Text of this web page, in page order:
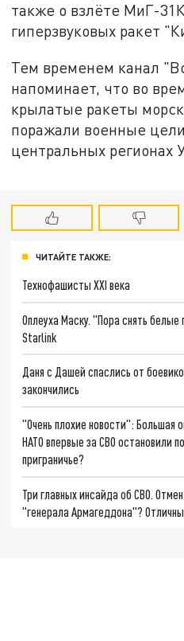
также о взлёте МиГ-
гиперзвуковых ракет
Тем временем канал
напоминает, что во
крылатые ракеты
поражали военные
центральных регионах
ЧИТАЙТЕ ТАКЖЕ:
Технофашисты XXI века
Оплеуха Маску. "Пора снять белые
Starlink
Даня с Дашей спаслись от
закончились
"Очень плохие новости": Большая
НАТО впервые за СВО остановили
приграничье?
Три главных инсайда об СВО.
"генерала Армагеддона"?